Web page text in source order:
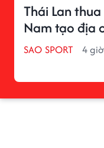
Thái Lan
Nam tạo địa
SAO SPORT 4